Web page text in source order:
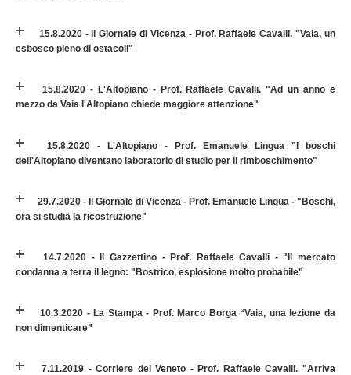
15.8.2020 - Il Giornale di Vicenza - Prof. Raffaele Cavalli. "Vaia, un
esbosco pieno di ostacoli"
15.8.2020 - L'Altopiano - Prof. Raffaele Cavalli. "Ad un anno e
mezzo da Vaia l'Altopiano chiede maggiore attenzione"
15.8.2020 - L'Altopiano - Prof. Emanuele Lingua "I boschi
dell'Altopiano diventano laboratorio di studio per il rimboschimento"
29.7.2020 - Il Giornale di Vicenza - Prof. Emanuele Lingua - "Boschi,
ora si studia la ricostruzione"
14.7.2020 - Il Gazzettino - Prof. Raffaele Cavalli - "Il mercato
condanna a terra il legno: "Bostrico, esplosione molto probabile"
10.3.2020 - La Stampa - Prof. Marco Borga “Vaia, una lezione da
non dimenticare”
7.11.2019 - Corriere del Veneto - Prof. Raffaele Cavalli. "Arriva